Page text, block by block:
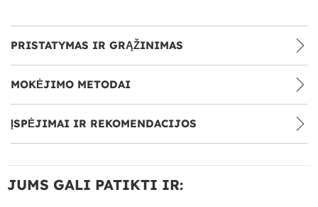
PRISTATYMAS IR GRĄŽINIMAS
MOKĖJIMO METODAI
ĮSPĖJIMAI IR REKOMENDACIJOS
JUMS GALI PATIKTI IR: